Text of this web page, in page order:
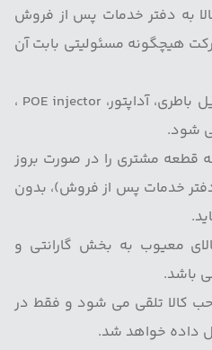
به دفتر خدمات پس از فروش
هیچگونه مسئولیتی بابت آن
کلیه متعلقات جانبی از قبیل باطری، آداپتور، POE injector ،
شود.
مشتری را در صورت بروز
خدمات پس از فروش)، بدون
معیوب به بخش گارانتی و
باشد.
کالا تلقی می شود و فقط در
داده خواهد شد.